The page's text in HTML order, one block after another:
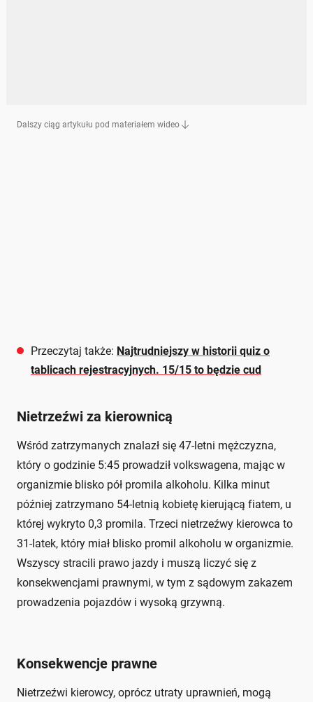
Dalszy ciąg artykułu pod materiałem wideo
Przeczytaj także: Najtrudniejszy w historii quiz o
tablicach rejestracyjnych. 15/15 to będzie cud
Nietrzeźwi za kierownicą
Wśród zatrzymanych znalazł się 47-letni mężczyzna,
który o godzinie 5:45 prowadził volkswagena, mając w
organizmie blisko pół promila alkoholu. Kilka minut
później zatrzymano 54-letnią kobietę kierującą fiatem, u
której wykryto 0,3 promila. Trzeci nietrzeźwy kierowca to
31-latek, który miał blisko promil alkoholu w organizmie.
Wszyscy stracili prawo jazdy i muszą liczyć się z
konsekwencjami prawnymi, w tym z sądowym zakazem
prowadzenia pojazdów i wysoką grzywną.
Konsekwencje prawne
Nietrzeźwi kierowcy, oprócz utraty uprawnień, mogą